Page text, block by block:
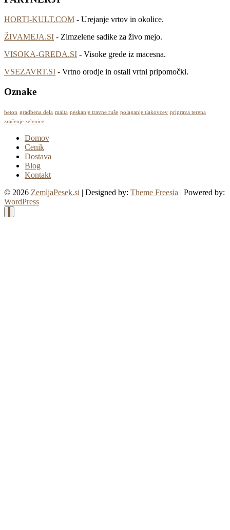
HORTI-KULT.COM - Urejanje vrtov in okolice.
ŽIVAMEJA.SI - Zimzelene sadike za živo mejo.
VISOKA-GREDA.SI - Visoke grede iz macesna.
VSEZAVRT.SI - Vrtno orodje in ostali vrtni pripomočki.
Oznake
beton gradbena dela malta peskanje travne ruše polaganje tlakovcev priprava terena
zračenje zelenice
Domov
Cenik
Dostava
Blog
Kontakt
© 2026 ZemljaPesek.si | Designed by: Theme Freesia | Powered by:
WordPress